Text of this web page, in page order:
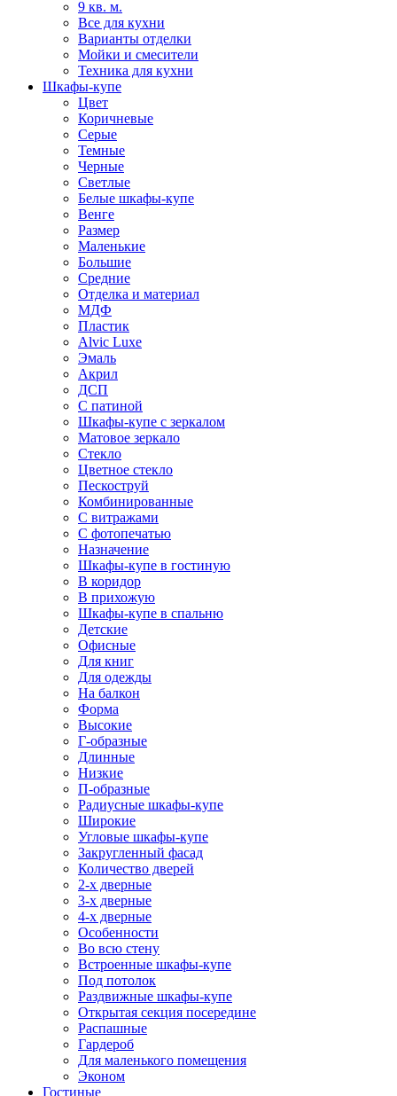
9 кв. м.
Все для кухни
Варианты отделки
Мойки и смесители
Техника для кухни
Шкафы-купе
Цвет
Коричневые
Серые
Темные
Черные
Светлые
Белые шкафы-купе
Венге
Размер
Маленькие
Большие
Средние
Отделка и материал
МДФ
Пластик
Alvic Luxe
Эмаль
Акрил
ДСП
С патиной
Шкафы-купе с зеркалом
Матовое зеркало
Стекло
Цветное стекло
Пескоструй
Комбинированные
С витражами
С фотопечатью
Назначение
Шкафы-купе в гостиную
В коридор
В прихожую
Шкафы-купе в спальню
Детские
Офисные
Для книг
Для одежды
На балкон
Форма
Высокие
Г-образные
Длинные
Низкие
П-образные
Радиусные шкафы-купе
Широкие
Угловые шкафы-купе
Закругленный фасад
Количество дверей
2-х дверные
3-х дверные
4-х дверные
Особенности
Во всю стену
Встроенные шкафы-купе
Под потолок
Раздвижные шкафы-купе
Открытая секция посередине
Распашные
Гардероб
Для маленького помещения
Эконом
Гостиные